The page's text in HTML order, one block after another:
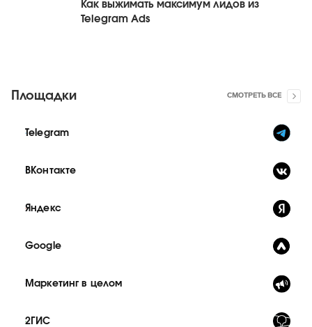
Как выжимать максимум лидов из
Telegram Ads
Площадки СМОТРЕТЬ ВСЕ
Telegram
ВКонтакте
Яндекс
Google
Маркетинг в целом
2ГИС